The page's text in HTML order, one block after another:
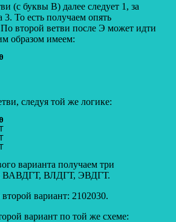
(с буквы В) далее следует 1, за
3. То есть получаем опять
По второй ветви после Э может идти
образом имеем:
следуя той же логике:
варианта получаем три
ВАВДГТ, ВЛДГТ, ЭВДГТ.
вариант: 2102030.
вариант по той же схеме: